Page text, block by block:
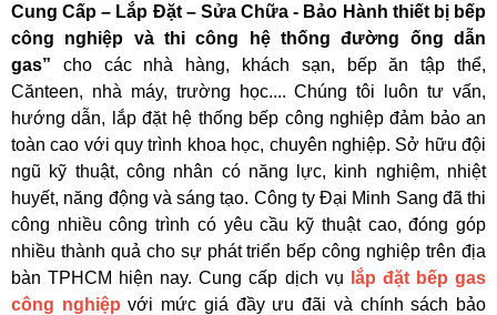
Cung Cấp – Lắp Đặt – Sửa Chữa - Bảo Hành thiết bị bếp
công nghiệp và thi công hệ thống đường ống dẫn
gas” cho các nhà hàng, khách sạn, bếp ăn tập thể,
Cănteen, nhà máy, trường học.... Chúng tôi luôn tư vấn,
hướng dẫn, lắp đặt hệ thống bếp công nghiệp đảm bảo an
toàn cao với quy trình khoa học, chuyên nghiệp. Sở hữu đội
ngũ kỹ thuật, công nhân có năng lực, kinh nghiệm, nhiệt
huyết, năng động và sáng tạo. Công ty Đại Minh Sang đã thi
công nhiều công trình có yêu cầu kỹ thuật cao, đóng góp
nhiều thành quả cho sự phát triển bếp công nghiệp trên địa
bàn TPHCM hiện nay. Cung cấp dịch vụ
lắp đặt bếp gas
công nghiệp với mức giá đầy ưu đãi và chính sách bảo